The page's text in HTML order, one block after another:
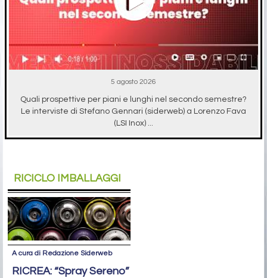
5 agosto 2026
Quali prospettive per piani e lunghi nel secondo semestre?
Le interviste di Stefano Gennari (siderweb) a Lorenzo Fava
(LSI Inox) ...
RICICLO IMBALLAGGI
A cura di Redazione Siderweb
RICREA: “Spray Sereno”